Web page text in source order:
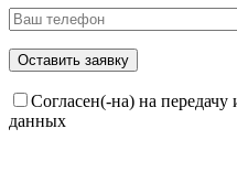
Согласен(-на) на
данных